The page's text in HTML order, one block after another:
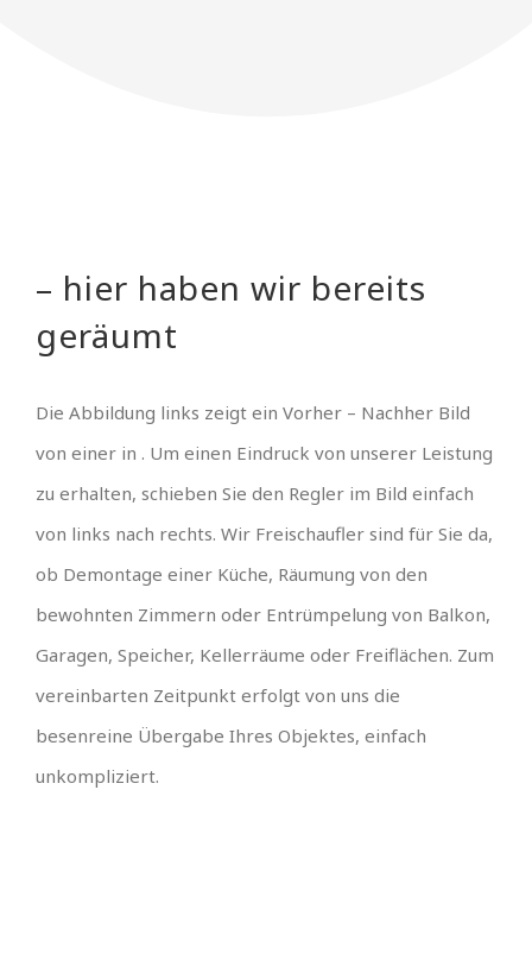
– hier haben wir bereits
geräumt
Die Abbildung links zeigt ein Vorher – Nachher Bild
von einer in . Um einen Eindruck von unserer Leistung
zu erhalten, schieben Sie den Regler im Bild einfach
von links nach rechts. Wir Freischaufler sind für Sie da,
ob Demontage einer Küche, Räumung von den
bewohnten Zimmern oder Entrümpelung von Balkon,
Garagen, Speicher, Kellerräume oder Freiflächen. Zum
vereinbarten Zeitpunkt erfolgt von uns die
besenreine Übergabe Ihres Objektes, einfach
unkompliziert.